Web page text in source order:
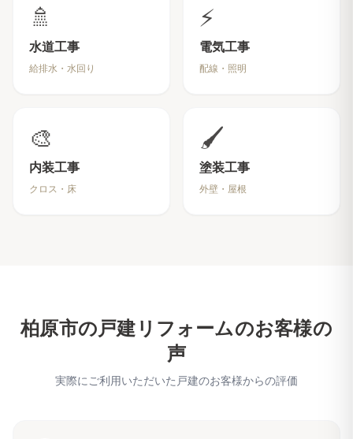
🚿
水道工事
給排水・水回り
⚡
電気工事
配線・照明
🎨
内装工事
クロス・床
🖌️
塗装工事
外壁・屋根
柏原市の戸建リフォームのお客様の
声
実際にご利用いただいた戸建のお客様からの評価